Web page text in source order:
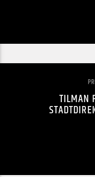
TILMAN